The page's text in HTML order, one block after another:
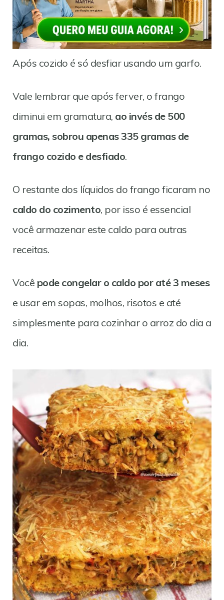
Após cozido é só desfiar usando um garfo.
Vale lembrar que após ferver, o frango
diminui em gramatura, ao invés de 500
gramas, sobrou apenas 335 gramas de
frango cozido e desfiado.
O restante dos líquidos do frango ficaram no
caldo do cozimento, por isso é essencial
você armazenar este caldo para outras
receitas.
Você pode congelar o caldo por até 3 meses
e usar em sopas, molhos, risotos e até
simplesmente para cozinhar o arroz do dia a
dia.